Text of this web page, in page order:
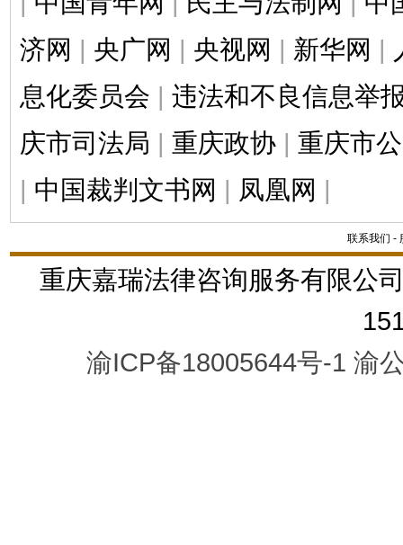
济网 | 央广网 | 央视网 | 新华网 |
息化委员会 | 违法和不良信息举
庆市司法局 | 重庆政协 | 重庆市
| 中国裁判文书网 | 凤凰网 |
联系我们 -
重庆嘉瑞法律咨询服务有限公
渝ICP备18005644号-1 渝